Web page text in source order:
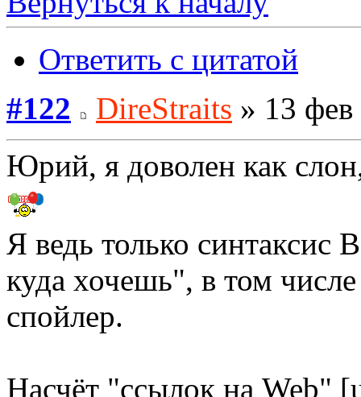
Ответить с цитатой
#122
DireStraits » 13
Юрий, я доволен как
Я ведь только синтаксис
куда хочешь", в том
спойлер.
Насчёт "ссылок на Web"